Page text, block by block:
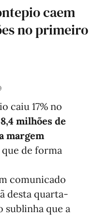
caem
no primeiro
caiu 17% no
milhões de
margem
que de forma
comunicado
desta quarta-
sublinha que a